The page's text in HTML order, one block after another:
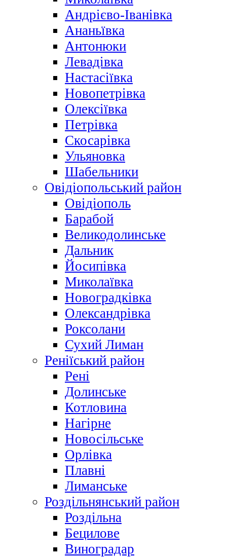
Андрієво-Іванівка
Ананьївка
Антонюки
Левадівка
Настасіївка
Новопетрівка
Олексіївка
Петрівка
Скосарівка
Ульяновка
Шабельники
Овідіопольський район
Овідіополь
Барабой
Великодолинське
Дальник
Йосипівка
Миколаївка
Новоградківка
Олександрівка
Роксолани
Сухий Лиман
Реніїський район
Рені
Долинське
Котловина
Нагірне
Новосільське
Орлівка
Плавні
Лиманське
Роздільнянський район
Роздільна
Бецилове
Виноградар